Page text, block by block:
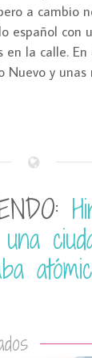
a cambio
español con
en la calle.
Nuevo y unas